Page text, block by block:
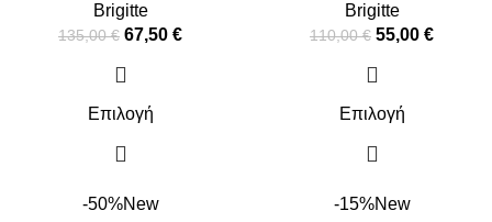
Brigitte
135,00€ 67,50 €
Επιλογή
Brigitte
110,00€ 55,00 €
Επιλογή
-50%New -15%New